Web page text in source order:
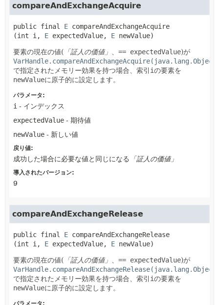
compareAndExchangeAcquire
public final E compareAndExchangeAcquire
(int i, E expectedValue, E newValue)
要素の現在の値( 「証人の価値」 == expectedValue)が
で指定されたメモリー効果を持つ場合、索引 iの要素を
newValueに原子的に設定します。
パラメータ:
i - インデックス
expectedValue - 期待値
newValue - 新しい値
戻り値:
成功した場合に必要な値と同じになる 「証人の価値」
導入されたバージョン:
9
compareAndExchangeRelease
public final E compareAndExchangeRelease
(int i, E expectedValue, E newValue)
要素の現在の値( 「証人の価値」 == expectedValue)が
で指定されたメモリー効果を持つ場合、索引 iの要素を
newValueに原子的に設定します。
パラメータ: